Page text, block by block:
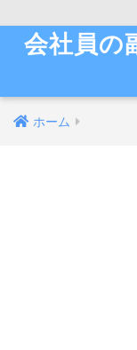
会社員の
ホーム